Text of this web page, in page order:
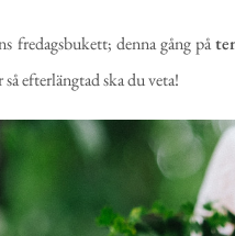
fredagsbukett; denna gång på
efterlängtad ska du veta!